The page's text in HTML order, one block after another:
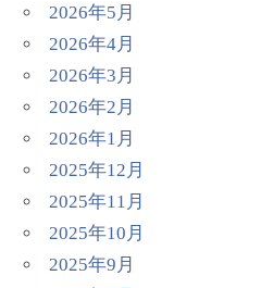
2026年5月
2026年4月
2026年3月
2026年2月
2026年1月
2025年12月
2025年11月
2025年10月
2025年9月